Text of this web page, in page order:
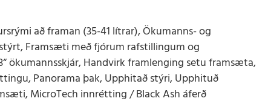
að framan (35-41 lítrar), Ökumanns- og
Framsæti með fjórum rafstillingum og
ökumannsskjár, Handvirk framlenging setu framsæta,
Panorama þak, Upphitað stýri, Upphituð
MicroTech innrétting / Black Ash áferð